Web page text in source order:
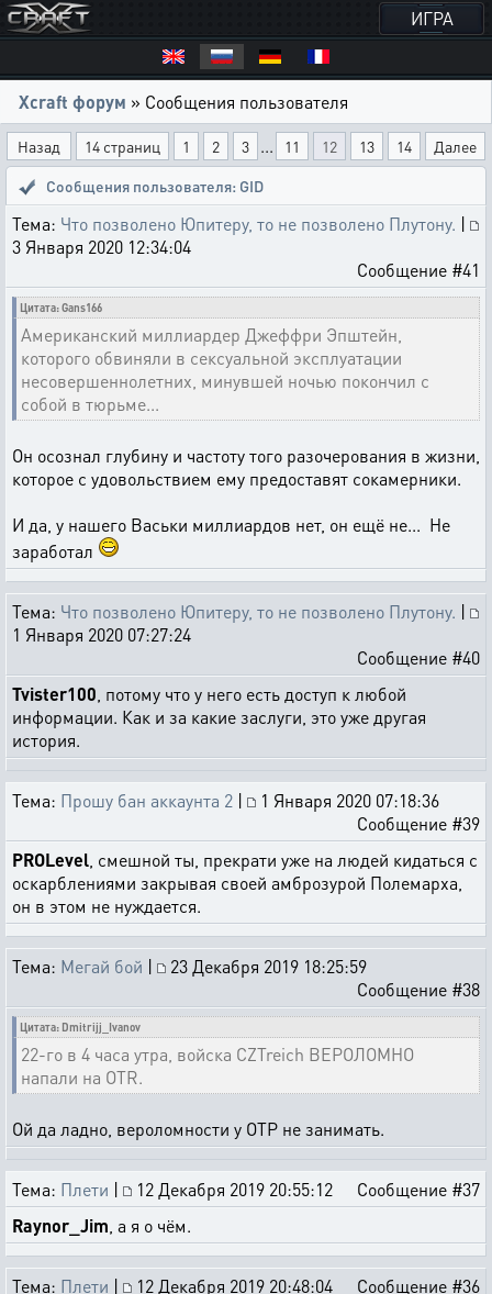
ИГРА
Xcraft форум » Сообщения пользователя
Назад 14 страниц 1 2 3 ... 11 12 13 14
Далее
Сообщения пользователя: GID
Тема: Что позволено Юпитеру, то не позволено Плутону. |
3 Января 2020 12:34:04
Сообщение #41
Цитата: Gans166
Американский миллиардер Джеффри Эпштейн,
которого обвиняли в сексуальной эксплуатации
несовершеннолетних, минувшей ночью покончил с
собой в тюрьме...
Он осознал глубину и частоту того разочерования в жизни,
которое с удовольствием ему предоставят сокамерники.
И да, у нашего Васьки миллиардов нет, он ещё не... Не
заработал
Тема: Что позволено Юпитеру, то не позволено Плутону. |
1 Января 2020 07:27:24
Сообщение #40
Tvister100 , потому что у него есть доступ к любой
информации. Как и за какие заслуги, это уже другая
история.
Тема: Прошу бан аккаунта 2 |
1 Января 2020 07:18:36
Сообщение #39
PROLevel , смешной ты, прекрати уже на людей кидаться с
оскарблениями закрывая своей амброзурой Полемарха,
он в этом не нуждается.
Тема: Мегай бой |
23 Декабря 2019 18:25:59
Сообщение #38
Цитата: Dmitrijj_Ivanov
22-го в 4 часа утра, войска CZTreich ВЕРОЛОМНО
напали на OTR.
Ой да ладно, вероломности у ОТР не занимать.
Тема: Плети | 12 Декабря 2019 20:55:12
Сообщение #37
Raynor_Jim , а я о чём.
Тема: Плети | 12 Декабря 2019 20:48:04
Сообщение #36